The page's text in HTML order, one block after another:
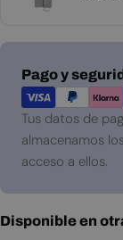
Pago y
Métodos
de
pago
Tus datos de
almacenamos
acceso a ellos.
Disponible en